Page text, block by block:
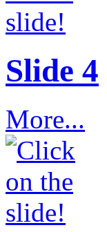
Slide 4
More...